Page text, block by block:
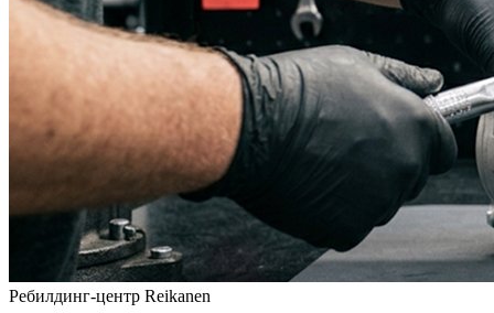
Ребилдинг-центр Reikanen